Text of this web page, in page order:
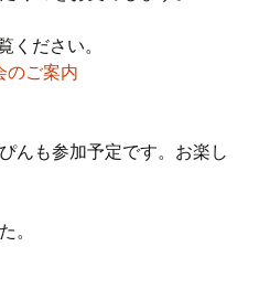
ください。
のご案内
んも参加予定です。お楽し
。